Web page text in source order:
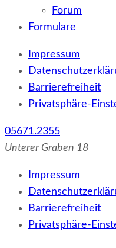
Forum
Formulare
Impressum
Barrierefreiheit
Privatsphäre-
05671.2355
Unterer Graben 18
Impressum
Barrierefreiheit
Privatsphäre-